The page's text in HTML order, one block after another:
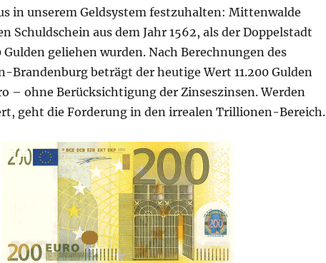
in unserem Geldsystem festzuhalten: Mittenwalde
Schuldschein aus dem Jahr 1562, als der Doppelstadt
geliehen wurden. Nach Berechnungen des
Brandenburg beträgt der heutige Wert 11.200 Gulden
– ohne Berücksichtigung der Zinseszinsen. Werden
geht die Forderung in den irrealen Trillionen-Bereich.